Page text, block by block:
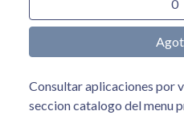
Consultar aplicaciones por
seccion catalogo del menu